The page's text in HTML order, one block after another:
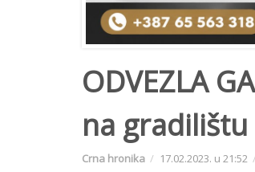
ODVEZLA
na
Crna hronika 17.02.2023. u 21:52